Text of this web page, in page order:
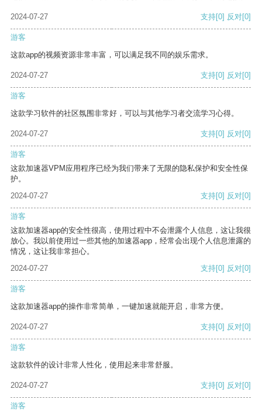
2024-07-27 支持[0] 反对[0]
游客
这款app的视频资源非常丰富，可以满足我不同的娱乐需求。
2024-07-27 支持[0] 反对[0]
游客
这款学习软件的社区氛围非常好，可以与其他学习者交流学习心得。
2024-07-27 支持[0] 反对[0]
游客
这款加速器VPM应用程序已经为我们带来了无限的隐私保护和安全性保
护。
2024-07-27
支持[0] 反对[0]
游客
这款加速器app的安全性很高，使用过程中不会泄露个人信息，这让我很
放心。我以前使用过一些其他的加速器app，经常会出现个人信息泄露的
情况，这让我非常担心。
2024-07-27
支持[0] 反对[0]
游客
这款加速器app的操作非常简单，一键加速就能开启，非常方便。
2024-07-27 支持[0] 反对[0]
游客
这款软件的设计非常人性化，使用起来非常舒服。
2024-07-27 支持[0] 反对[0]
游客